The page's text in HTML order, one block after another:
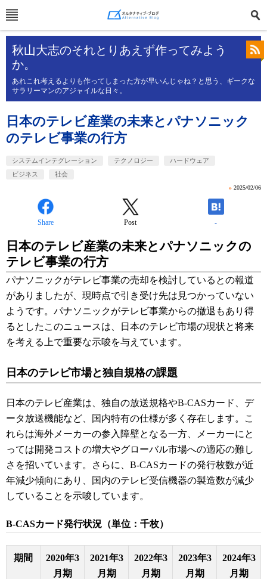
秋山大志のそれとりあえず作ってみよう
か。
あれこれ考えるよりも作ってしまった方が早いんじゃね？と思う、ギークな
サラリーマンのアジャイルな日々。
日本のテレビ産業の未来とパナソニック
のテレビ事業の行方
システムインテグレーション テクノロジー
ハードウェア
ビジネス
社会
» 2025/02/06
Share Post -
日本のテレビ産業の未来とパナソニックの
テレビ事業の行方
パナソニックがテレビ事業の売却を検討しているとの報道
がありましたが、現時点で引き受け先は見つかっていない
ようです。パナソニックがテレビ事業からの撤退もあり得
るとしたこのニュースは、日本のテレビ市場の現状と将来
を考える上で重要な示唆を与えています。
日本のテレビ市場と独自規格の課題
日本のテレビ産業は、独自の放送規格やB-CASカード、デ
ータ放送機能など、国内特有の仕様が多く存在します。こ
れらは海外メーカーの参入障壁となる一方、メーカーにと
っては開発コストの増大やグローバル市場への適応の難し
さを招いています。さらに、B-CASカードの発行枚数が近
年減少傾向にあり、国内のテレビ受信機器の製造数が減少
していることを示唆しています。
B-CASカード発行状況（単位：千枚）
期間
2020年3
月期
2021年3
月期
2022年3
月期
2023年3
月期
2024年3
月期